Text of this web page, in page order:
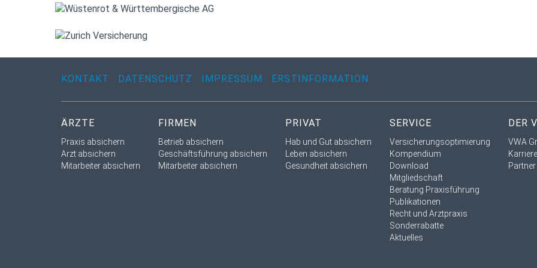
KONTAKT DATENSCHUTZ IMPRESSUM ERSTINFORMATION
ÄRZTE
Praxis absichern
Arzt absichern
Mitarbeiter absichern
FIRMEN
Betrieb absichern
Geschäftsführung absichern
Mitarbeiter absichern
PRIVAT
Hab und Gut absichern
Leben absichern
Gesundheit absichern
SERVICE
Versicherungsoptimierung
Kompendium
Download
Mitgliedschaft
Beratung Praxisführung
Publikationen
Recht und Arztpraxis
Sonderrabatte
Aktuelles
DER
VWA
Karriere
Partner